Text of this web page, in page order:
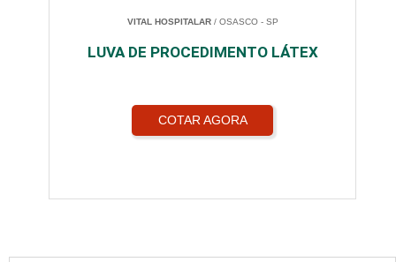
VITAL HOSPITALAR/ OSASCO - SP
LUVA DE PROCEDIMENTO LÁTEX
COTAR AGORA